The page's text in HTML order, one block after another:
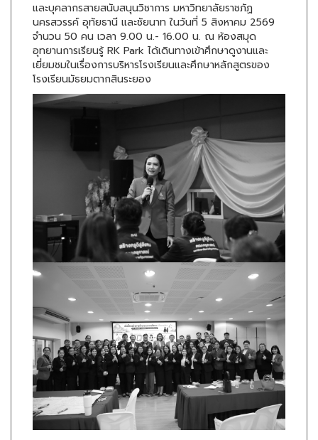
และบุคลากรสายสนับสนุนวิชาการ มหาวิทยาลัยราชภัฏ
นครสวรรค์ อุทัยธานี และชัยนาท ในวันที่ 5 สิงหาคม 2569
จำนวน 50 คน เวลา 9.00 น.- 16.00 น. ณ ห้องสมุด
อุทยานการเรียนรู้ RK Park ได้เดินทางเข้าศึกษาดูงานและ
เยี่ยมชมในเรื่องการบริหารโรงเรียนและศึกษาหลักสูตรของ
โรงเรียนมัธยมตากสินระยอง